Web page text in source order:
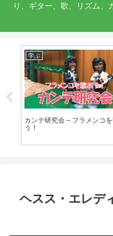
り、ギター、歌、リズム、
学ぶ
カンテ研究会 – フラメンコ
う！
ヘスス・エレデ